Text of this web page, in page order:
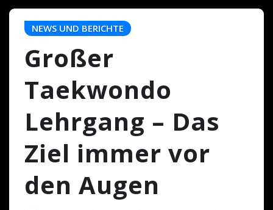
NEWS UND BERICHTE
Großer
Taekwondo
Lehrgang – Das
Ziel immer vor
den Augen